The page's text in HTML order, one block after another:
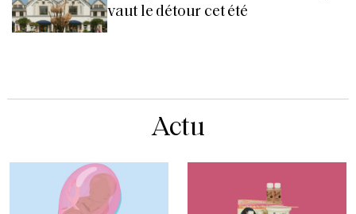
vaut le détour cet été
Actu